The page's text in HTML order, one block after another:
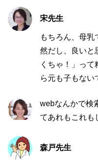
宋先生
もちろん、母乳
然だし、良いと
くちゃ！」っ
ら元も子もない
webなんかで検
てあれもこれも
森戸先生